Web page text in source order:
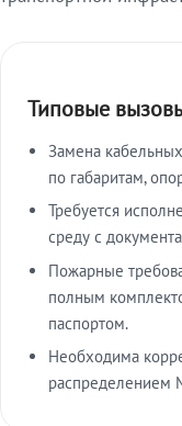
Типовые
Замена
по габаритам,
Требуется
среду с
Пожарные
полным
паспортом.
Необходима